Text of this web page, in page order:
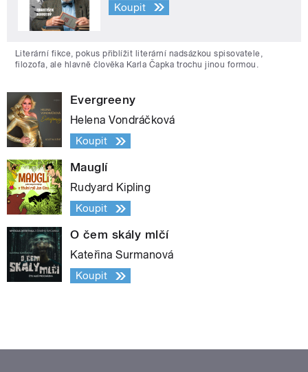
Koupit
Literární fikce, pokus přiblížit literární nadsázkou spisovatele,
filozofa, ale hlavně člověka Karla Čapka trochu jinou formou.
Evergreeny
Helena Vondráčková
Koupit
Mauglí
Rudyard Kipling
Koupit
O čem skály mlčí
Kateřina Surmanová
Koupit